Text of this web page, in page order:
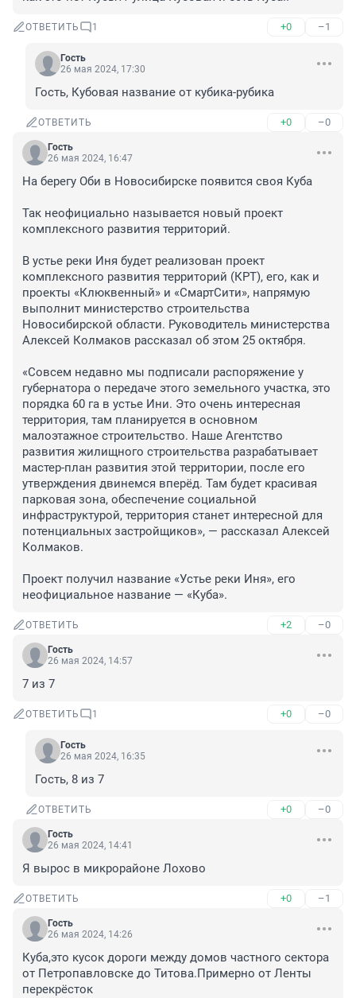
ОТВЕТИТЬ 1 +0 –1
Гость
26 мая 2024, 17:30
Гость, Кубовая название от кубика-рубика
ОТВЕТИТЬ +0 –0
Гость
26 мая 2024, 16:47
На берегу Оби в Новосибирске появится своя Куба
Так неофициально называется новый проект
комплексного развития территорий.
В устье реки Иня будет реализован проект
комплексного развития территорий (КРТ), его, как и
проекты «Клюквенный» и «СмартСити», напрямую
выполнит министерство строительства
Новосибирской области. Руководитель министерства
Алексей Колмаков рассказал об этом 25 октября.
«Совсем недавно мы подписали распоряжение у
губернатора о передаче этого земельного участка, это
порядка 60 га в устье Ини. Это очень интересная
территория, там планируется в основном
малоэтажное строительство. Наше Агентство
развития жилищного строительства разрабатывает
мастер-план развития этой территории, после его
утверждения двинемся вперёд. Там будет красивая
парковая зона, обеспечение социальной
инфраструктурой, территория станет интересной для
потенциальных застройщиков», — рассказал Алексей
Колмаков.
Проект получил название «Устье реки Иня», его
неофициальное название — «Куба».
ОТВЕТИТЬ +2 –0
Гость
26 мая 2024, 14:57
7 из 7
ОТВЕТИТЬ 1 +0 –0
Гость
26 мая 2024, 16:35
Гость, 8 из 7
ОТВЕТИТЬ +0 –0
Гость
26 мая 2024, 14:41
Я вырос в микрорайоне Лохово
ОТВЕТИТЬ +0 –1
Гость
26 мая 2024, 14:26
Куба,это кусок дороги между домов частного сектора
от Петропавловске до Титова.Примерно от Ленты
перекрёсток